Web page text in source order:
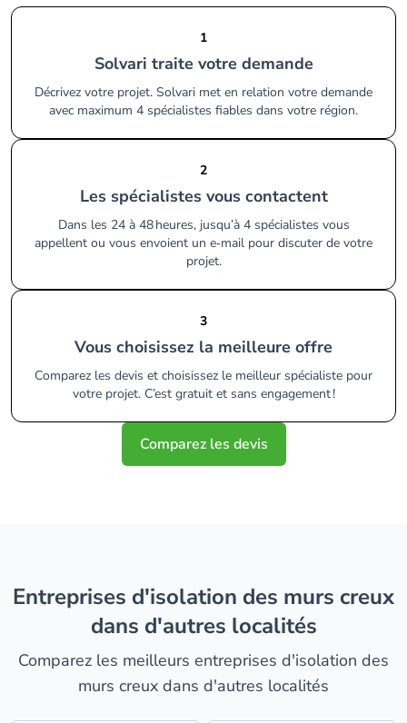
1
Solvari traite votre demande
Décrivez votre projet. Solvari met en relation votre demande
avec maximum 4 spécialistes fiables dans votre région.
2
Les spécialistes vous contactent
Dans les 24 à 48 heures, jusqu’à 4 spécialistes vous
appellent ou vous envoient un e‑mail pour discuter de votre
projet.
3
Vous choisissez la meilleure offre
Comparez les devis et choisissez le meilleur spécialiste pour
votre projet. C’est gratuit et sans engagement !
Comparez les devis
entreprises d'isolation des murs creux
dans d'autres localités
Comparez les meilleurs entreprises d'isolation des
murs creux dans d'autres localités